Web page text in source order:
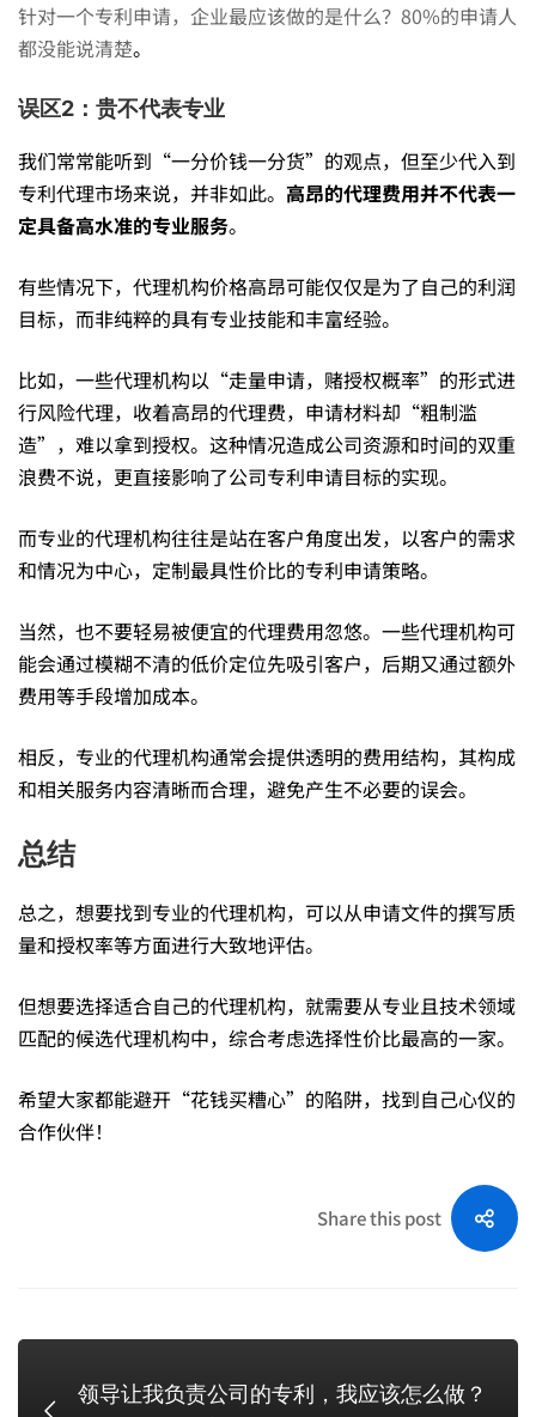
针对一个专利申请，企业最应该做的是什么？80%的申请人
都没能说清楚。
误区2：贵不代表专业
我们常常能听到“一分价钱一分货”的观点，但至少代入到
专利代理市场来说，并非如此。 高昂的代理费用并不代表一
定具备高水准的专业服务。
有些情况下，代理机构价格高昂可能仅仅是为了自己的利润
目标，而非纯粹的具有专业技能和丰富经验。
比如，一些代理机构以“走量申请，赌授权概率”的形式进
行风险代理，收着高昂的代理费，申请材料却“粗制滥
造”，难以拿到授权。这种情况造成公司资源和时间的双重
浪费不说，更直接影响了公司专利申请目标的实现。
而专业的代理机构往往是站在客户角度出发，以客户的需求
和情况为中心，定制最具性价比的专利申请策略。
当然，也不要轻易被便宜的代理费用忽悠。一些代理机构可
能会通过模糊不清的低价定位先吸引客户，后期又通过额外
费用等手段增加成本。
相反，专业的代理机构通常会提供透明的费用结构，其构成
和相关服务内容清晰而合理，避免产生不必要的误会。
总结
总之，想要找到专业的代理机构，可以从申请文件的撰写质
量和授权率等方面进行大致地评估。
但想要选择适合自己的代理机构，就需要从专业且技术领域
匹配的候选代理机构中，综合考虑选择性价比最高的一家。
希望大家都能避开“花钱买糟心”的陷阱，找到自己心仪的
合作伙伴！
Share this post
领导让我负责公司的专利，我应该怎么做？